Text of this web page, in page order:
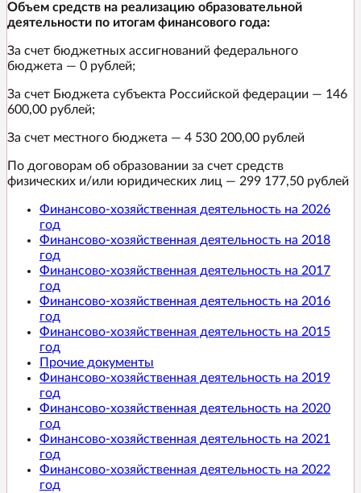
Объем средств на реализацию образовательной
деятельности по итогам финансового года:
За счет бюджетных ассигнований федерального
бюджета — 0 рублей;
За счет Бюджета субъекта Российской федерации — 146
600,00 рублей;
За счет местного бюджета — 4 530 200,00 рублей
По договорам об образовании за счет средств
физических и/или юридических лиц — 299 177,50 рублей
Финансово-хозяйственная деятельность на 2026
год
Финансово-хозяйственная деятельность на 2018
год
Финансово-хозяйственная деятельность на 2017
год
Финансово-хозяйственная деятельность на 2016
год
Финансово-хозяйственная деятельность на 2015
год
Прочие документы
Финансово-хозяйственная деятельность на 2019
год
Финансово-хозяйственная деятельность на 2020
год
Финансово-хозяйственная деятельность на 2021
год
Финансово-хозяйственная деятельность на 2022
год